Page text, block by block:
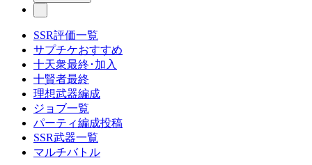
SSR評価一覧
サプチケおすすめ
十天衆最終･加入
十賢者最終
理想武器編成
ジョブ一覧
パーティ編成投稿
SSR武器一覧
マルチバトル